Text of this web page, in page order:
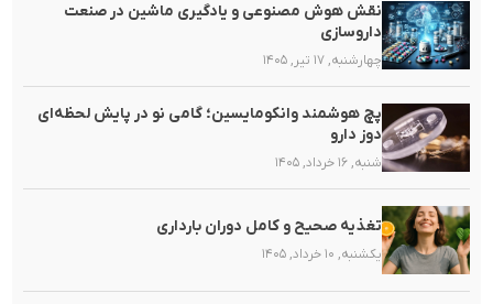
نقش هوش مصنوعی و یادگیری ماشین در صنعت
داروسازی
چهارشنبه, ۱۷ تیر, ۱۴۰۵
پچ هوشمند وانکومایسین؛ گامی نو در پایش لحظه‌ای
دوز دارو
شنبه, ۱۶ خرداد, ۱۴۰۵
تغذیه صحیح و کامل دوران بارداری
یکشنبه, ۱۰ خرداد, ۱۴۰۵